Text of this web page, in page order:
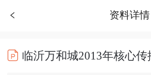
资料详情
临沂万和城2013年核心传